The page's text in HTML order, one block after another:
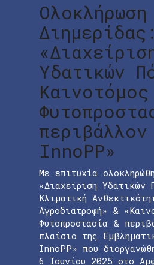
Ολοκλήρωση
Διημερίδας:
Υδατικών
Καινοτόμος
InnoPP»
Με επιτυχία
«Διαχείριση Υδατικών
Κλιματική
Αγροδιατροφή» &
Φυτοπροστασία &
πλαίσιο της
InnoPP» που
6 Ιουνίου 2025 στο